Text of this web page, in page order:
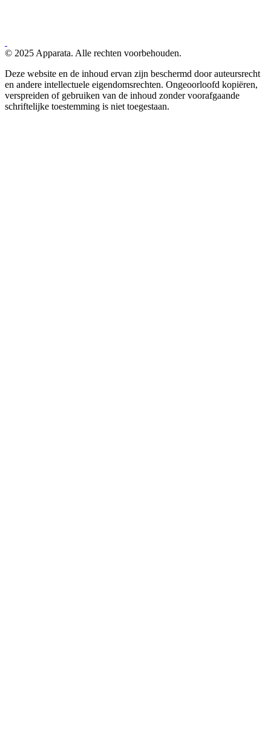
© 2025 Apparata. Alle rechten voorbehouden.
Deze website en de inhoud ervan zijn beschermd door auteursrecht
en andere intellectuele eigendomsrechten. Ongeoorloofd kopiëren,
verspreiden of gebruiken van de inhoud zonder voorafgaande
schriftelijke toestemming is niet toegestaan.